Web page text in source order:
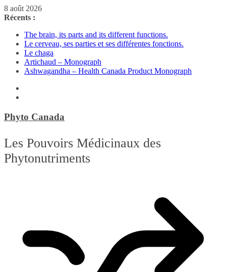
Passer
au
8 août 2026
Récents :
The brain, its parts and its different functions.
Le cerveau, ses parties et ses différentes fonctions.
Le chaga
Artichaud – Monograph
Ashwagandha – Health Canada Product Monograph
Phyto Canada
Les Pouvoirs Médicinaux des
Phytonutriments